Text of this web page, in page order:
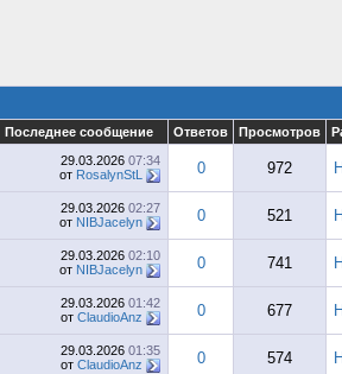
Последнее сообщение Ответов Просмотров
29.03.2026 07:34
от RosalynStL 0 972
29.03.2026 02:27
от NIBJacelyn 0 521
29.03.2026 02:10
от NIBJacelyn 0 741
29.03.2026 01:42
от ClaudioAnz 0 677
29.03.2026 01:35
от ClaudioAnz 0 574